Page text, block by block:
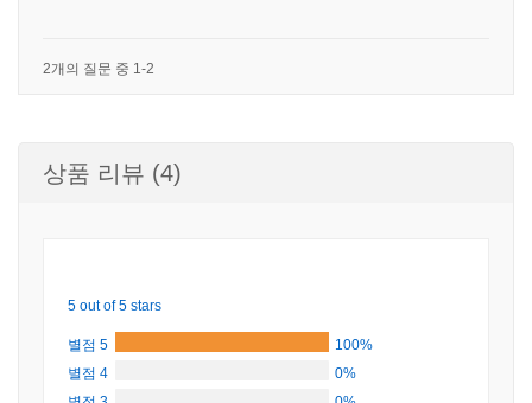
2개의 질문 중 1-2
상품 리뷰 (4)
5 out of 5 stars
별점 5
100%
별점 4
0%